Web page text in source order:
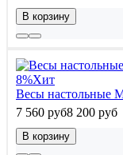
В корзину
8%Хит
Весы
7 560 руб8 200 руб
В корзину